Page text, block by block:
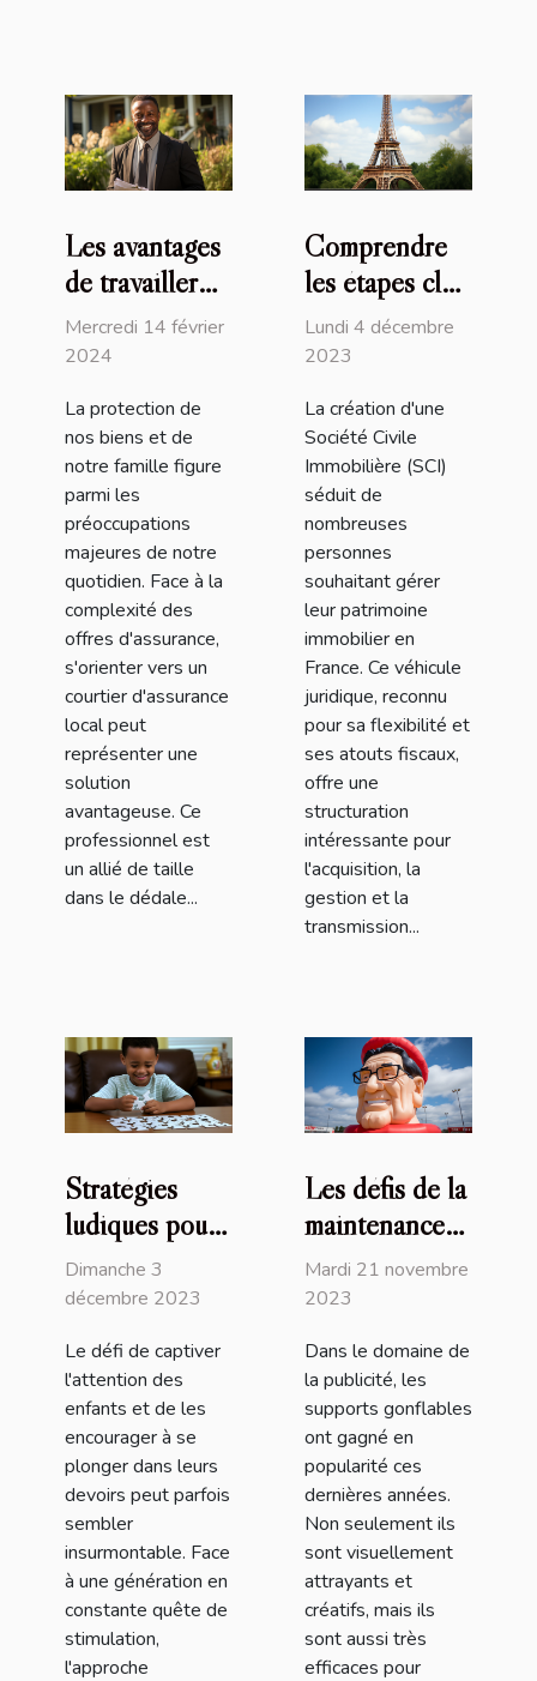
Les avantages
de travailler
avec un
courtier
local pour la
protection de
vos biens et de
votre famille
Mercredi 14 février
2024
La protection de
nos biens et de
notre famille figure
parmi les
préoccupations
majeures de notre
quotidien. Face à la
complexité des
offres d'assurance,
s'orienter vers un
courtier d'assurance
local peut
représenter une
solution
avantageuse. Ce
professionnel est
un allié de taille
dans le dédale...
Comprendre
les étapes clés
et la
réglementation
pour créer une
SCI en France
Lundi 4 décembre
2023
La création d'une
Société Civile
Immobilière (SCI)
séduit de
nombreuses
personnes
souhaitant gérer
leur patrimoine
immobilier en
France. Ce véhicule
juridique, reconnu
pour sa flexibilité et
ses atouts fiscaux,
offre une
structuration
intéressante pour
l'acquisition, la
gestion et la
transmission...
Stratégies
ludiques pour
stimuler
l'engagement
des enfants
dans leurs
devoirs
Dimanche 3
décembre 2023
Le défi de captiver
l'attention des
enfants et de les
encourager à se
plonger dans leurs
devoirs peut parfois
sembler
insurmontable. Face
à une génération en
constante quête de
stimulation,
l'approche
Les défis de la
maintenance
des supports
publicitaires
Mardi 21 novembre
2023
Dans le domaine de
la publicité, les
supports gonflables
ont gagné en
popularité ces
dernières années.
Non seulement ils
sont visuellement
attrayants et
créatifs, mais ils
sont aussi très
efficaces pour